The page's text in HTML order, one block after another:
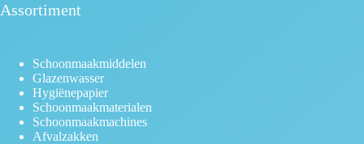
Assortiment
Schoonmaakmiddelen
Glazenwasser
Hygiënepapier
Schoonmaakmaterialen
Schoonmaakmachines
Afvalzakken